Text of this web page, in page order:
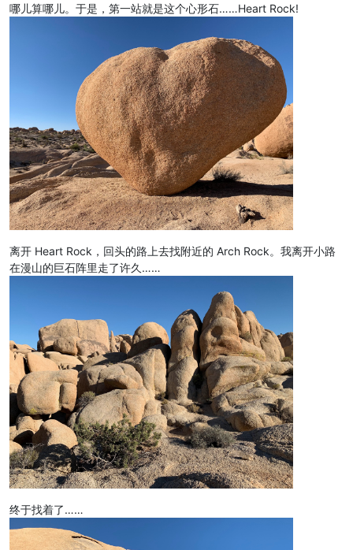
哪儿算哪儿。于是，第一站就是这个心形石……Heart Rock!
离开 Heart Rock，回头的路上去找附近的 Arch Rock。我离开小路
在漫山的巨石阵里走了许久……
终于找着了……